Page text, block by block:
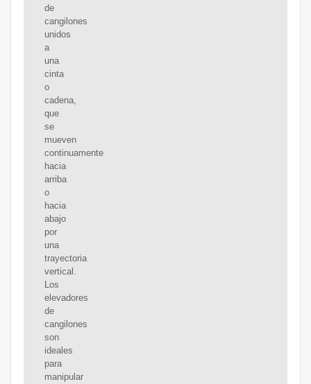
de
cangilones
unidos
a
una
cinta
o
cadena,
que
se
mueven
continuamente
hacia
arriba
o
hacia
abajo
por
una
trayectoria
vertical.
Los
elevadores
de
cangilones
son
ideales
para
manipular